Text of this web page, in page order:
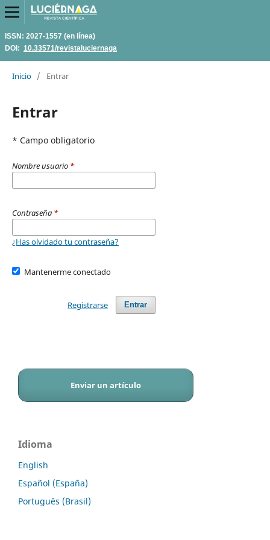
ISSN: 2027-1557 (en línea)
DOI: 10.33571/revistaluciernaga
Inicio / Entrar
Entrar
* Campo obligatorio
Nombre usuario *
Contraseña *
¿Has olvidado tu contraseña?
Mantenerme conectado
Entrar
Registrarse
Enviar un artículo
Idioma
English
Español (España)
Português (Brasil)